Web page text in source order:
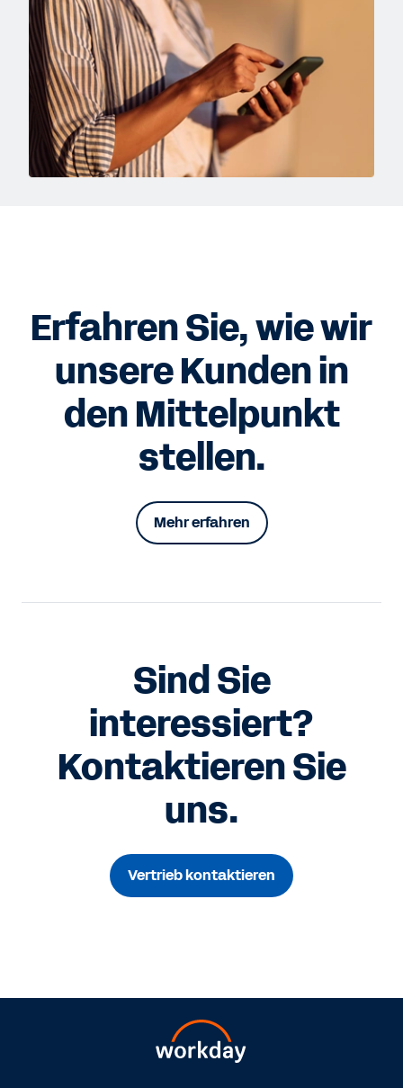
Erfahren Sie, wie wir
unsere Kunden in
den Mittelpunkt
stellen.
Mehr erfahren
Sind Sie
interessiert?
Kontaktieren Sie
uns.
Vertrieb kontaktieren